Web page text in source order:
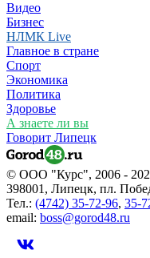
Видео
Бизнес
НЛМК Live
Главное в стране
Спорт
Экономика
Политика
Здоровье
А знаете ли вы
Говорит Липецк
© ООО "Курс", 2006 -
398001, Липецк, пл.
Тел.: (4742) 35-72-96, 35-
email: boss@gorod48.ru